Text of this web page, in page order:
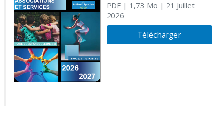
PDF| 1,73 Mo | 21 Juillet
2026
Télécharger